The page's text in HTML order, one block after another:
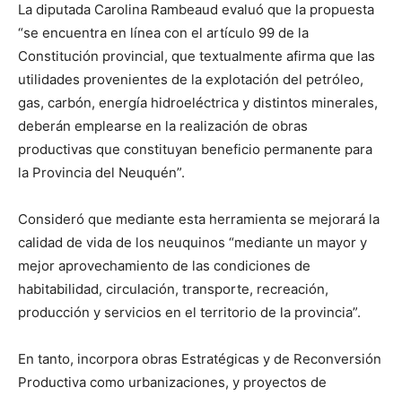
La diputada Carolina Rambeaud evaluó que la propuesta
“se encuentra en línea con el artículo 99 de la
Constitución provincial, que textualmente afirma que las
utilidades provenientes de la explotación del petróleo,
gas, carbón, energía hidroeléctrica y distintos minerales,
deberán emplearse en la realización de obras
productivas que constituyan beneficio permanente para
la Provincia del Neuquén”.
Consideró que mediante esta herramienta se mejorará la
calidad de vida de los neuquinos “mediante un mayor y
mejor aprovechamiento de las condiciones de
habitabilidad, circulación, transporte, recreación,
producción y servicios en el territorio de la provincia”.
En tanto, incorpora obras Estratégicas y de Reconversión
Productiva como urbanizaciones, y proyectos de